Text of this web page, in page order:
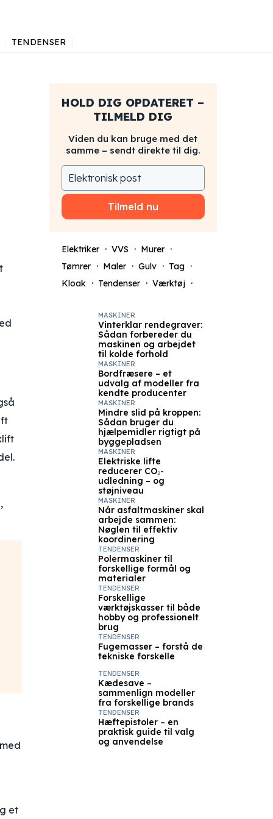
TENDENSER
et
HOLD DIG OPDATERET –
TILMELD DIG
Viden du kan bruge med det
samme – sendt direkte til dig.
Tilmeld nu
Elektriker VVS
Murer
Tømrer
Maler Gulv
Tag
Kloak
Tendenser Værktøj
Vinterklar rendegraver:
Sådan forbereder du
maskinen og arbejdet
til kolde forhold
MASKINER
Bordfræsere – et
udvalg af modeller fra
kendte producenter
MASKINER
Mindre slid på kroppen:
Sådan bruger du
hjælpemidler rigtigt på
byggepladsen
MASKINER
Elektriske lifte
reducerer CO₂-
udledning – og
støjniveau
MASKINER
Når asfaltmaskiner skal
arbejde sammen:
Nøglen til effektiv
koordinering
MASKINER
Polermaskiner til
forskellige formål og
materialer
TENDENSER
Forskellige
værktøjskasser til både
hobby og professionelt
brug
TENDENSER
Fugemasser – forstå de
tekniske forskelle
TENDENSER
Kædesave –
sammenlign modeller
fra forskellige brands
TENDENSER
Hæftepistoler – en
praktisk guide til valg
og anvendelse
TENDENSER